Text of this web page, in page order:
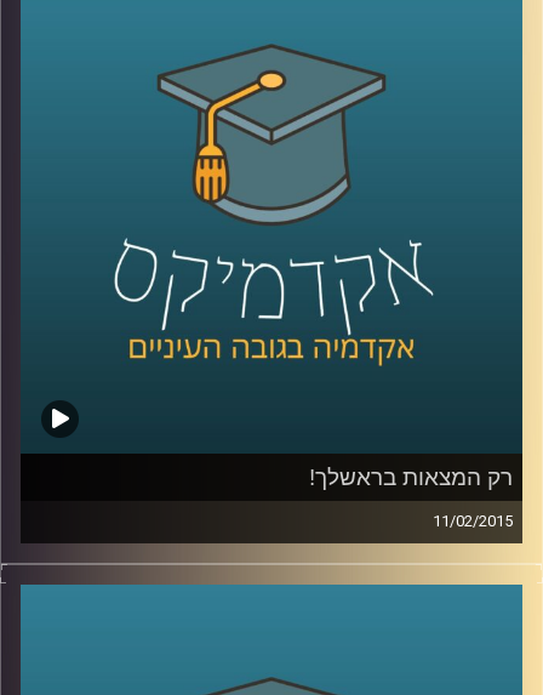
תלויה בשאלה מה עושים איתו האחרים. מה
לגבי תגובת הצרכנים לשינויים טכנולוגיים? אולי
אנחנו רק חושבים שאנחנו מתקדמים. שיחת
שיווק שזורה באישיותו הפעלתנית והאופטימית
קרדיט תמונות: AudioVersity
רק המצאות בראשלך!
11/02/2015
דוקטור נעם למלשטרייך לטר, דיקן ומייסד
כבר במהלך לימודי הדוקטורט פרסם מאמרים